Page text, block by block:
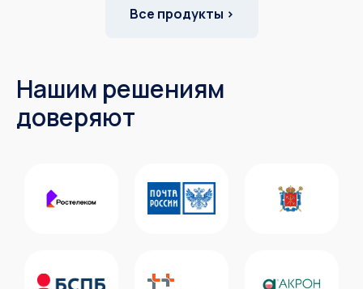
Все продукты ›
Нашим решениям
доверяют